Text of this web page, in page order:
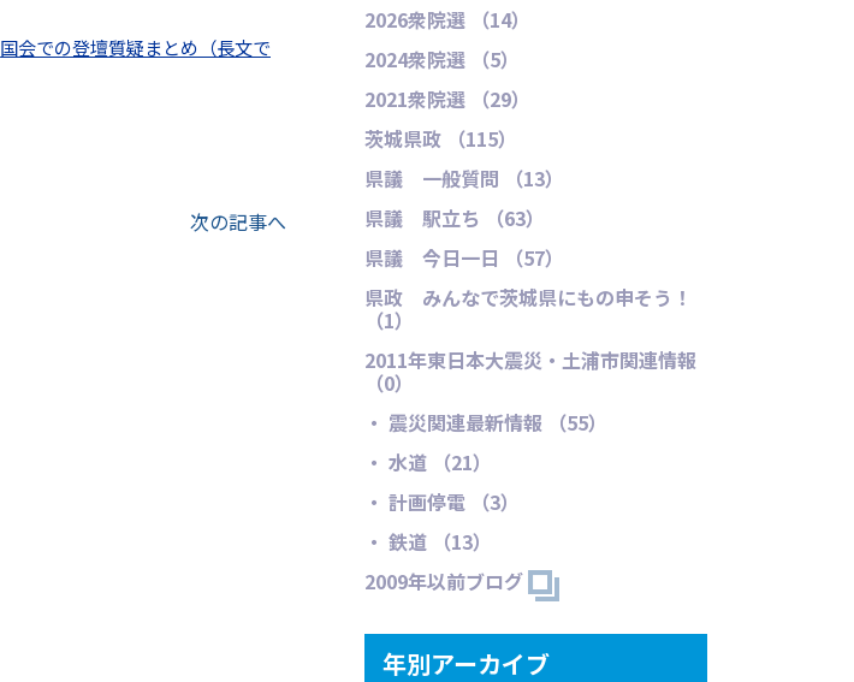
国会での登壇質疑まとめ（長文で
次の記事へ
2026衆院選 （14）
2024衆院選 （5）
2021衆院選 （29）
茨城県政 （115）
県議 一般質問 （13）
県議 駅立ち （63）
県議 今日一日 （57）
県政 みんなで茨城県にもの申そう！
（1）
2011年東日本大震災・土浦市関連情報
（0）
・ 震災関連最新情報 （55）
・ 水道 （21）
・ 計画停電 （3）
・ 鉄道 （13）
2009年以前ブログ
年別アーカイブ